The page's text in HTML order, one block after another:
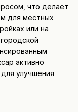
что делает
для местных
или на
активно
улучшения